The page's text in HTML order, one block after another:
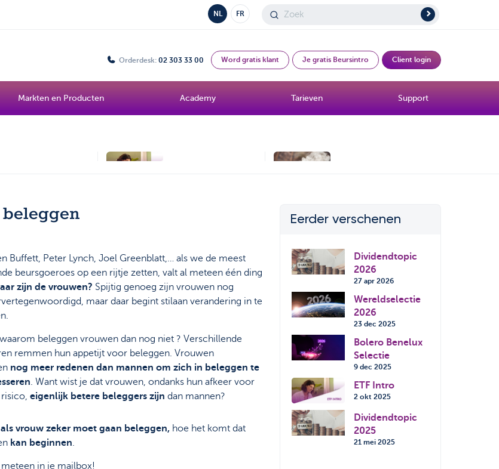
NL FR
Orderdesk: 02 303 33 00 Word gratis klant Je gratis Beursintro Client login
Markten en Producten Academy Tarieven Support
Buffett, Peter Lynch, Joel Greenblatt,… als we de meest
beursgoeroes op een rijtje zetten, valt al meteen één ding
zijn de vrouwen? Spijtig genoeg zijn vrouwen nog
maar daar begint stilaan verandering in te
beleggen vrouwen dan nog niet ? Verschillende
remmen hun appetijt voor beleggen. Vrouwen
nog meer redenen dan mannen om zich in beleggen te
. Want wist je dat vrouwen, ondanks hun afkeer voor
eigenlijk betere beleggers zijn dan mannen?
vrouw zeker moet gaan beleggen, hoe het komt dat
kan beginnen.
in je mailbox!
Eerder verschenen
Dividendtopic
2026
27 apr 2026
Wereldselectie
2026
23 dec 2025
Bolero Benelux
Selectie
9 dec 2025
ETF Intro
2 okt 2025
Dividendtopic
2025
21 mei 2025